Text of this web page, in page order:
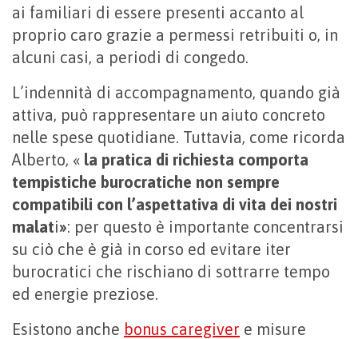
ai familiari di essere presenti accanto al
proprio caro grazie a permessi retribuiti o, in
alcuni casi, a periodi di congedo.
L’indennità di accompagnamento, quando già
attiva, può rappresentare un aiuto concreto
nelle spese quotidiane. Tuttavia, come ricorda
Alberto, « la pratica di richiesta comporta
tempistiche burocratiche non sempre
compatibili con l’aspettativa di vita dei nostri
malati»: per questo è importante concentrarsi
su ciò che è già in corso ed evitare iter
burocratici che rischiano di sottrarre tempo
ed energie preziose.
Esistono anche bonus caregiver e misure